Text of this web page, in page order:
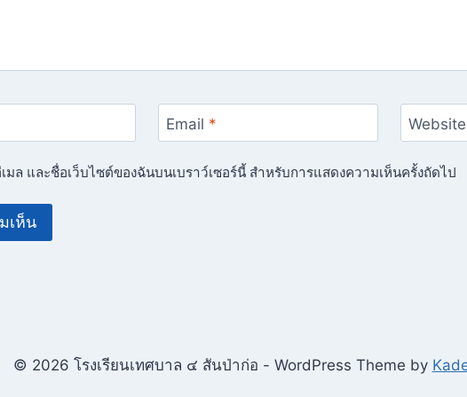
Email * Website
มล และชื่อเว็บไซต์ของฉันบนเบราว์เซอร์นี้ สำหรับการแสดงความเห็นครั้งถัดไป
© 2026 โรงเรียนเทศบาล ๔ สันป่าก่อ - WordPress Theme by